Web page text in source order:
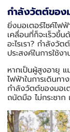
กำลังวัตต์ของ
ยิ่งมอเตอร์ไซค์ไฟฟ้
เคลื่อนที่ก็จะเร็วขึ้
อะไรเรา? กำลังวั
ประสงค์ในการใช้ง
หากเป็นผู้สูงอายุ
ไฟฟ้าในการเดินทา
กำลังวัตต์ของมอเ
ถนัดมือ ไม่กระชา